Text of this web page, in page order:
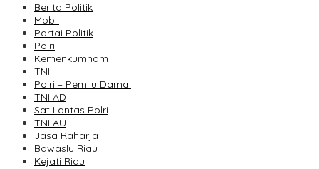
Berita Politik
Mobil
Partai Politik
Polri
Kemenkumham
TNI
Polri – Pemilu Damai
TNI AD
Sat Lantas Polri
TNI AU
Jasa Raharja
Bawaslu Riau
Kejati Riau